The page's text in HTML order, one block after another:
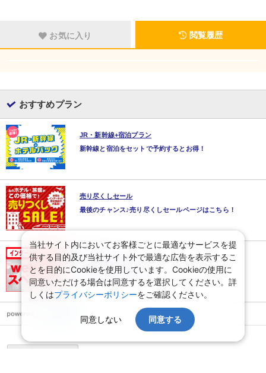
お気に入り 閲覧履歴
おすすめプラン
JR・新幹線+宿泊プラン
新幹線と宿泊をセットで予約するとお得！
売り尽くしセール
最後のチャンス♪売り尽くしセールページはこちら！
WEBコレクション
最新のWEB限定価格とツアーはここでチェック！
当社サイト内においてお客様ごとに最適なサービスを提
供する目的及び当社サイト外で最適な広告を表示するこ
とを目的にCookieを使用しています。Cookieの使用に
同意いただける場合は同意するを選択してください。詳
しくはプライバシーポリシーをご確認ください。
同意しない 同意する